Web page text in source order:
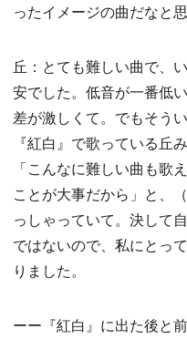
ったイメージの曲だなと思
丘：とても難しい曲で、
安でした。低音が一番低
差が激しくて。でもそう
『紅白』で歌っている丘
「こんなに難しい曲も
ことが大事だから」と、
っしゃっていて。決して
ではないので、私にとっ
りました。
ーー『紅白』に出た後と